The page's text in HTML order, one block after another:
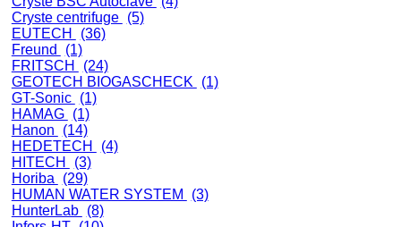
Cryste centrifuge (5)
EUTECH
(36)
Freund
(1)
FRITSCH
(24)
GEOTECH BIOGASCHECK
(1)
GT-Sonic (1)
HAMAG (1)
Hanon
(14)
HEDETECH
(4)
HITECH
(3)
Horiba
(29)
HUMAN WATER SYSTEM
(3)
HunterLab (8)